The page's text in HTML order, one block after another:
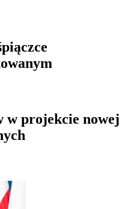
w projekcie nowej